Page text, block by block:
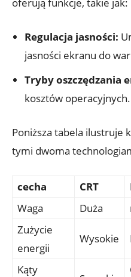
Regulacja jasności:
jasności ekranu do
Tryby oszczędzania
kosztów operacyjnych.
Poniższa tabela ilustruje
tymi dwoma
cecha CRT
Waga
Duża
Zużycie
energii
Wysokie
Kąty